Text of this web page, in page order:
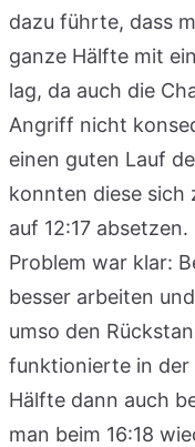
dazu führte, dass
ganze Hälfte mit
lag, da auch die
Angriff nicht
einen guten Lauf
konnten diese sich
auf 12:17 absetzen.
Problem war klar:
besser arbeiten
umso den
funktionierte in der
Hälfte dann auch
man beim 16:18